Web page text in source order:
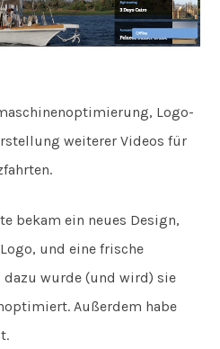
Logo-
weiterer Videos für
bekam ein neues Design,
und eine frische
dazu wurde (und wird) sie
Außerdem habe